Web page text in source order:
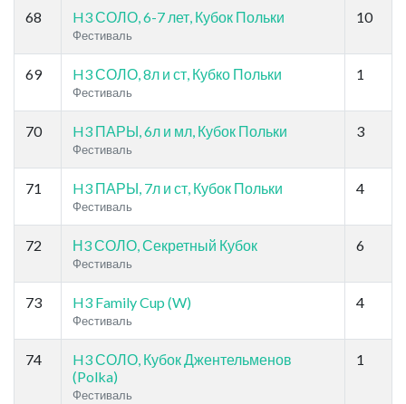
68 H3 СОЛО, 6-7 лет, Кубок Польки
Фестиваль
10
69 H3 СОЛО, 8л и ст, Кубко Польки
Фестиваль
1
70 H3 ПАРЫ, 6л и мл, Кубок Польки
Фестиваль
3
71 H3 ПАРЫ, 7л и ст, Кубок Польки
Фестиваль
4
72 Н3 СОЛО, Секретный Кубок
Фестиваль
6
73 H3 Family Cup (W)
Фестиваль
4
74
H3 СОЛО, Кубок Джентельменов
(Polka)
Фестиваль
1